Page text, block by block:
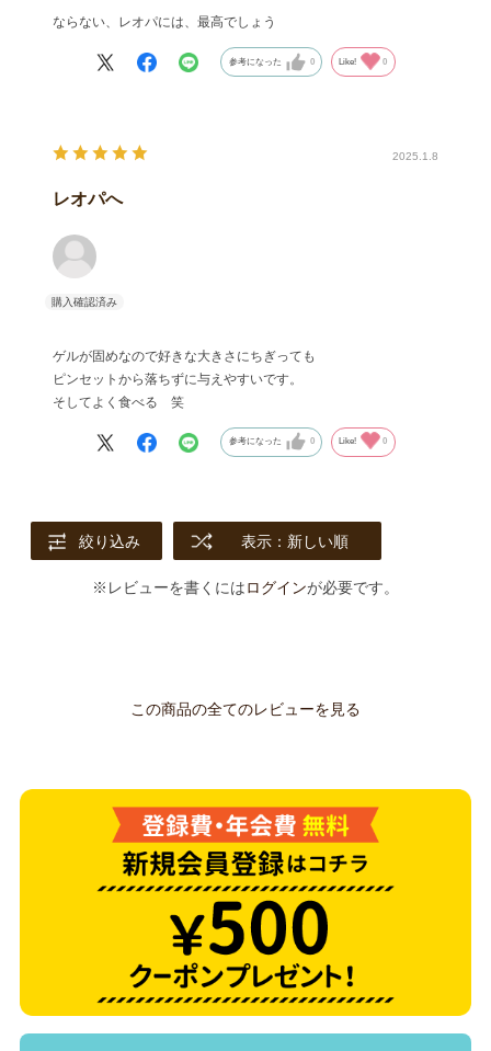
ならない、レオパには、最高でしょう
参考になった 0 Like! 0
2025.1.8
レオパへ
ゲルが固めなので好きな大きさにちぎっても
ピンセットから落ちずに与えやすいです。
そしてよく食べる 笑
参考になった 0 Like! 0
絞り込み 表示：新しい順
※レビューを書くにはログインが必要です。
この商品の全てのレビューを見る